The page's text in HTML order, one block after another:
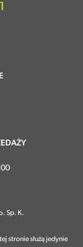
Sp. K.
stronie służą jedynie